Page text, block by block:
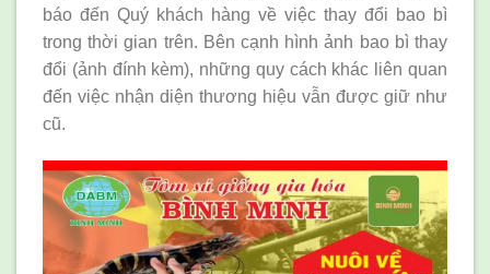
báo đến Quý khách hàng về việc thay đổi bao bì
trong thời gian trên. Bên cạnh hình ảnh bao bì thay
đổi (ảnh đính kèm), những quy cách khác liên quan
đến việc nhận diện thương hiệu vẫn được giữ như
cũ.